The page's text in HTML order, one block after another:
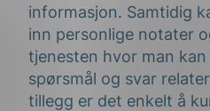
informasjon. Samtidig
inn personlige notater
tjenesten hvor man
spørsmål og svar
tillegg er det enkelt å